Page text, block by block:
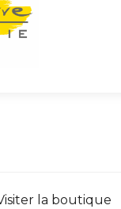
la boutique